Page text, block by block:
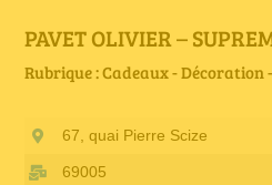
E-book
Petites annonces
PAVET OLIVIER –
Rubrique : Cadeaux - Décoration
67, quai Pierre Scize
69005